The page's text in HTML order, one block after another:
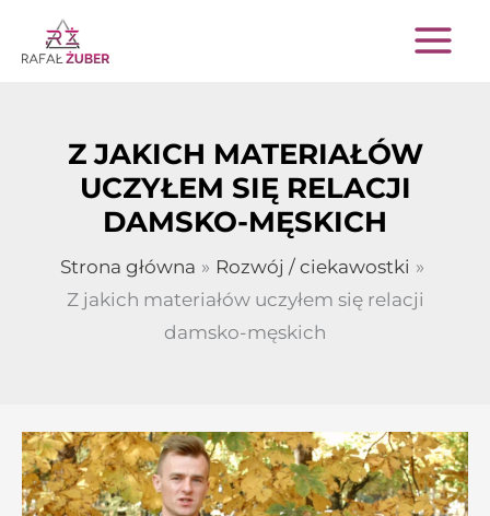
Przejdź
do
Z JAKICH MATERIAŁÓW
UCZYŁEM SIĘ RELACJI
DAMSKO-MĘSKICH
Strona główna
Rozwój / ciekawostki
Z jakich materiałów uczyłem się relacji
damsko-męskich